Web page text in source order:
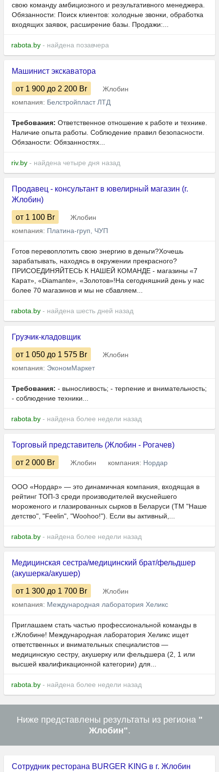
свою команду амбициозного и результативного менеджера.
Обязанности: Поиск клиентов: холодные звонки, обработка
входящих заявок, расширение базы. Продажи:...
rabota.by - найдена позавчера
Машинист экскаватора
от 1 900 до 2 200 Br
Жлобин
компания: Белстройпласт ЛТД
Требования: Ответственное отношение к работе и технике.
Наличие опыта работы. Соблюдение правил безопасности.
Обязаности: Обязанностях...
riv.by - найдена четыре дня назад
Продавец - консультант в ювелирный магазин (г.
Жлобин)
от 1 100 Br
Жлобин
компания: Платина-груп, ЧУП
Готов перевоплотить свою энергию в деньги?Хочешь
зарабатывать, находясь в окружении прекрасного?
ПРИСОЕДИНЯЙТЕСЬ К НАШЕЙ КОМАНДЕ - магазины «7
Карат», «Diamante», «Золотов»!На сегодняшний день у нас
более 70 магазинов и мы не сбавляем...
rabota.by - найдена шесть дней назад
Грузчик-кладовщик
от 1 050 до 1 575 Br
Жлобин
компания: ЭкономМаркет
Требования: - выносливость; - терпение и внимательность;
- соблюдение техники...
rabota.by - найдена более недели назад
Торговый представитель (Жлобин - Рогачев)
от 2 000 Br Жлобин компания: Нордар
ООО «Нордар» — это динамичная компания, входящая в
рейтинг ТОП-3 среди производителей вкуснейшего
мороженого и глазированных сырков в Беларуси (ТМ "Наше
детство", "Feelin", "Woohoo!"). Если вы активный,...
rabota.by - найдена более недели назад
Медицинская сестра/медицинский брат/фельдшер
(акушерка/акушер)
от 1 300 до 1 700 Br
Жлобин
компания: Международная лаборатория Хеликс
Приглашаем стать частью профессиональной команды в
г.Жлобине! Международная лаборатория Хеликс ищет
ответственных и внимательных специалистов —
медицинскую сестру, акушерку или фельдшера (2, 1 или
высшей квалификационной категории) для...
rabota.by - найдена более недели назад
Ниже представлены результаты из региона "
Жлобин".
Сотрудник ресторана BURGER KING в г. Жлобин